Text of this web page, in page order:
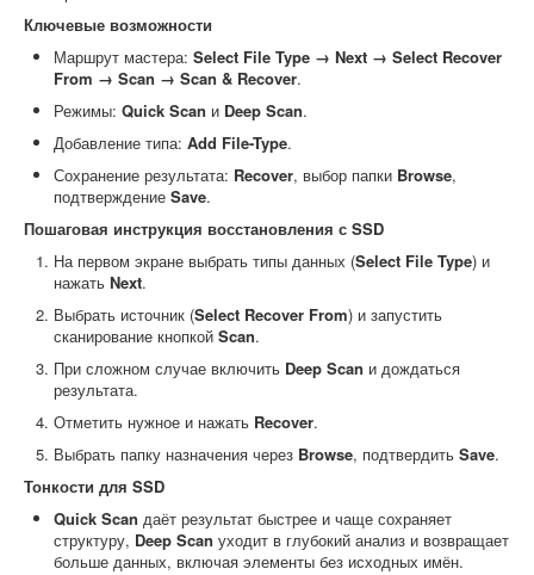
Ключевые возможности
Маршрут мастера: Select File Type → Next → Select Recover
From → Scan → Scan & Recover.
Режимы: Quick Scan и Deep Scan.
Добавление типа: Add File-Type.
Сохранение результата: Recover, выбор папки Browse,
подтверждение Save.
Пошаговая инструкция восстановления с SSD
На первом экране выбрать типы данных (Select File Type) и
нажать Next.
Выбрать источник (Select Recover From) и запустить
сканирование кнопкой Scan.
При сложном случае включить Deep Scan и дождаться
результата.
Отметить нужное и нажать Recover.
Выбрать папку назначения через Browse, подтвердить Save.
Тонкости для SSD
Quick Scan даёт результат быстрее и чаще сохраняет
структуру, Deep Scan уходит в глубокий анализ и возвращает
больше данных, включая элементы без исходных имён.